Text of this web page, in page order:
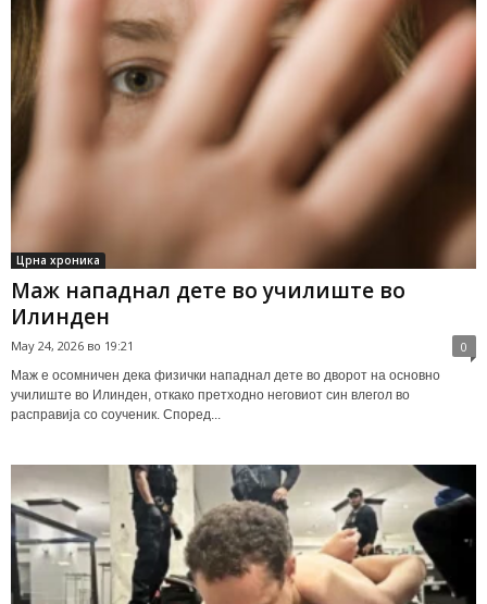
Црна хроника
Маж нападнал дете во училиште во
Илинден
May 24, 2026 во 19:21 0
Маж е осомничен дека физички нападнал дете во дворот на основно
училиште во Илинден, откако претходно неговиот син влегол во
расправија со соученик. Според...